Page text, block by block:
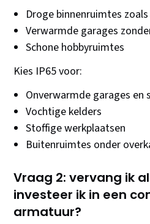
Droge binnenruimtes
Verwarmde garages
Schone hobbyruimtes
Kies IP65 voor:
Onverwarmde garages en
Vochtige kelders
Stoffige werkplaatsen
Buitenruimtes onder
Vraag 2: vervang ik
investeer ik in een
armatuur?